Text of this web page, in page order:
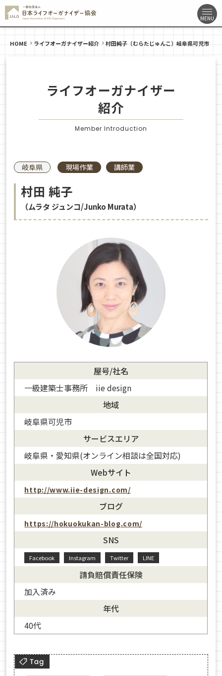
HOME ライフオーガナイザー紹介 村田純子（むらたじゅんこ）岐阜県可児市
ライフオーガナイザー
紹介
Member Introduction
岐阜県 現場作業 講師業
村田 純子
（ムラタ ジュンコ/Junko Murata）
屋号/社名
一級建築士事務所 iie design
地域
岐阜県可児市
サービスエリア
岐阜県・愛知県(オンライン相談は全国対応)
Webサイト
http://www.iie-design.com/
ブログ
https://hokuokukan-blog.com/
SNS
Facebook Instagram Twitter LINE
請負賠償責任保険
加入済み
年代
40代